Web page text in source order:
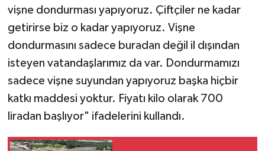
vişne dondurması yapıyoruz. Çiftçiler ne kadar
getirirse biz o kadar yapıyoruz. Vişne
dondurmasını sadece buradan değil il dışından
isteyen vatandaşlarımız da var. Dondurmamızı
sadece vişne suyundan yapıyoruz başka hiçbir
katkı maddesi yoktur. Fiyatı kilo olarak 700
liradan başlıyor" ifadelerini kullandı.